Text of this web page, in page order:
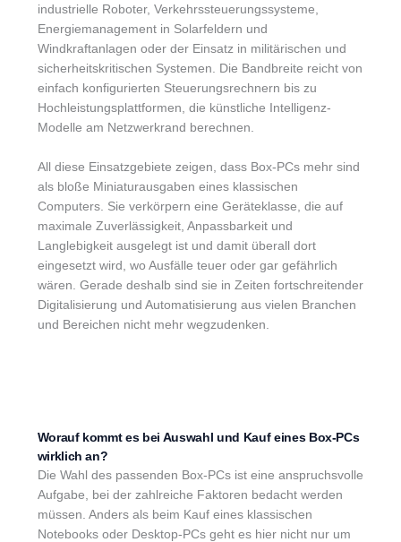
industrielle Roboter, Verkehrssteuerungssysteme,
Energiemanagement in Solarfeldern und
Windkraftanlagen oder der Einsatz in militärischen und
sicherheitskritischen Systemen. Die Bandbreite reicht von
einfach konfigurierten Steuerungsrechnern bis zu
Hochleistungsplattformen, die künstliche Intelligenz-
Modelle am Netzwerkrand berechnen.
All diese Einsatzgebiete zeigen, dass Box-PCs mehr sind
als bloße Miniaturausgaben eines klassischen
Computers. Sie verkörpern eine Geräteklasse, die auf
maximale Zuverlässigkeit, Anpassbarkeit und
Langlebigkeit ausgelegt ist und damit überall dort
eingesetzt wird, wo Ausfälle teuer oder gar gefährlich
wären. Gerade deshalb sind sie in Zeiten fortschreitender
Digitalisierung und Automatisierung aus vielen Branchen
und Bereichen nicht mehr wegzudenken.
Worauf kommt es bei Auswahl und Kauf eines Box-PCs
wirklich an?
Die Wahl des passenden Box-PCs ist eine anspruchsvolle
Aufgabe, bei der zahlreiche Faktoren bedacht werden
müssen. Anders als beim Kauf eines klassischen
Notebooks oder Desktop-PCs geht es hier nicht nur um